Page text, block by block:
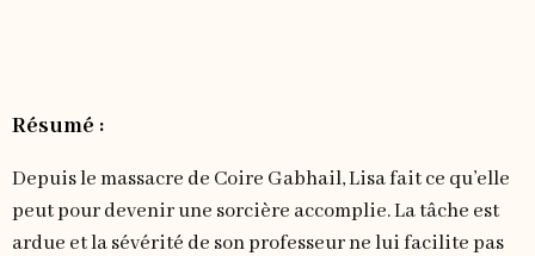
Résumé :
Depuis le massacre de Coire Gabhail, Lisa fait ce qu’elle
peut pour devenir une sorcière accomplie. La tâche est
ardue et la sévérité de son professeur ne lui facilite pas